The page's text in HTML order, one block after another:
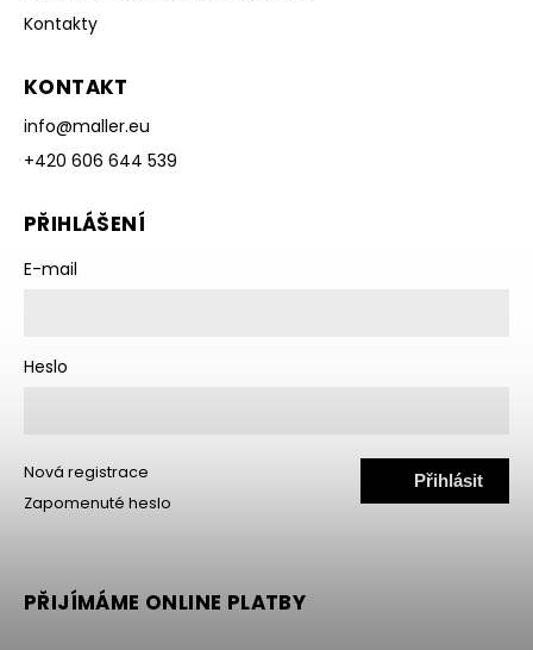
Kontakty
KONTAKT
info@maller.eu
+420 606 644 539
PŘIHLÁŠENÍ
E-mail
Heslo
Přihlásit
Nová registrace
Zapomenuté heslo
PŘIJÍMÁME ONLINE PLATBY